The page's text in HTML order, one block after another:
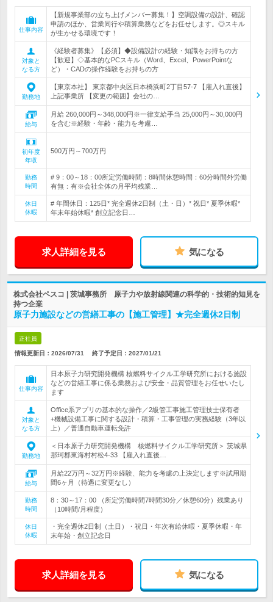
仕事内容
【新規事業部の立ち上げメンバー募集！】空調設備の設計、確認
申請のほか、営業同行や積算業務などをお任せします。◎スキル
が生かせる環境です！
対象と
なる方
《経験者募集》【必須】◆設備設計の経験・知識をお持ちの方
【歓迎】◇基本的なPCスキル（Word、Excel、PowerPointな
ど）・CADの操作経験をお持ちの方
勤務地
【東京本社】 東京都中央区日本橋浜町2丁目57-7 【雇入れ直後】
上記事業所 【変更の範囲】会社の…
給与
月給 260,000円～348,000円※一律支給手当 25,000円～30,000円
を含む※経験・年齢・能力を考慮…
初年度
年収
500万円～700万円
勤務
時間
# 9：00～18：00所定労働時間：8時間休憩時間：60分時間外労働
有無：有※会社全体の月平均残業…
休日
休暇
# 年間休日：125日* 完全週休2日制（土・日）* 祝日* 夏季休暇*
年末年始休暇* 創立記念日…
求人詳細を見る 気になる
株式会社ペスコ | 茨城事務所 原子力や放射線関連の科学的・技術的知見を
持つ企業
原子力施設などの営繕工事の【施工管理】★完全週休2日制
正社員
情報更新日：2026/07/31 終了予定日： 2027/01/21
仕事内容
日本原子力研究開発機構 核燃料サイクル工学研究所における施設
などの営繕工事に係る業務および安全・品質管理をお任せいたし
ます
対象と
なる方
Office系アプリの基本的な操作／2級管工事施工管理技士保有者
+機械設備工事に関する設計・積算・工事管理の実務経験（3年以
上）／普通自動車運転免許
勤務地
＜日本原子力研究開発機構 核燃料サイクル工学研究所＞ 茨城県
那珂郡東海村村松4-33 【雇入れ直後…
給与
月給22万円～32万円※経験、能力を考慮の上決定します※試用期
間6ヶ月（待遇に変更なし）
勤務
時間
8：30～17：00 （所定労働時間7時間30分／休憩60分）残業あり
（10時間/月程度）
休日
休暇
・完全週休2日制（土日）・祝日・年次有給休暇・夏季休暇・年
末年始・創立記念日
求人詳細を見る 気になる